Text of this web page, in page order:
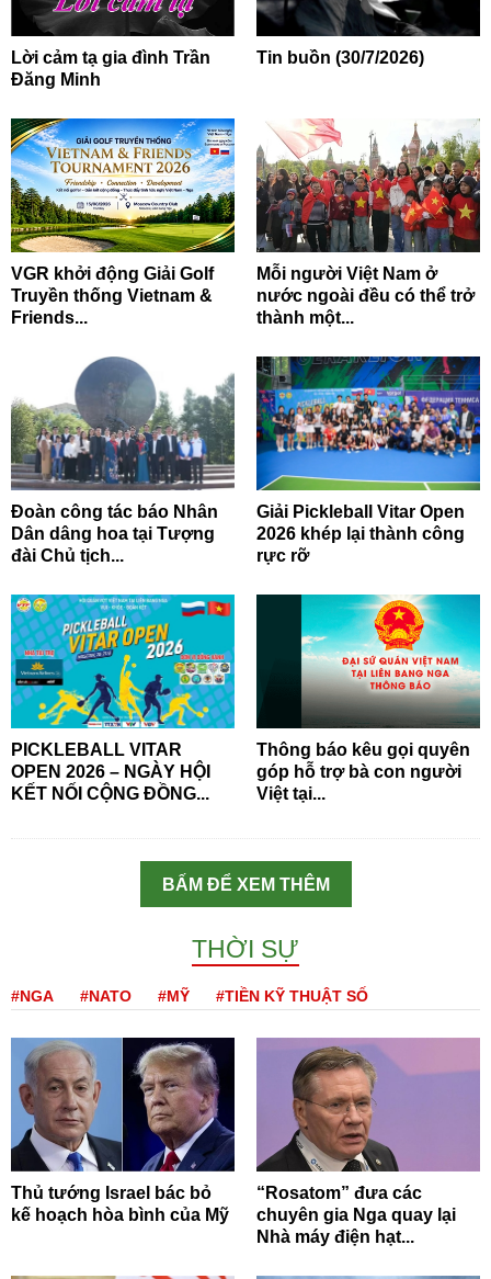
Lời cảm tạ gia đình Trần
Đăng Minh
Tin buồn (30/7/2026)
VGR khởi động Giải Golf
Truyền thống Vietnam &
Friends...
Mỗi người Việt Nam ở
nước ngoài đều có thể trở
thành một...
Đoàn công tác báo Nhân
Dân dâng hoa tại Tượng
đài Chủ tịch...
Giải Pickleball Vitar Open
2026 khép lại thành công
rực rỡ
PICKLEBALL VITAR
OPEN 2026 – NGÀY HỘI
KẾT NỐI CỘNG ĐỒNG...
Thông báo kêu gọi quyên
góp hỗ trợ bà con người
Việt tại...
BẤM ĐỂ XEM THÊM
THỜI SỰ
#NGA #NATO #MỸ #TIỀN KỸ THUẬT SỐ
Thủ tướng Israel bác bỏ
kế hoạch hòa bình của Mỹ
“Rosatom” đưa các
chuyên gia Nga quay lại
Nhà máy điện hạt...